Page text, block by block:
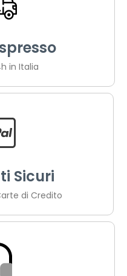
in Italia
Sicuri
di Credito